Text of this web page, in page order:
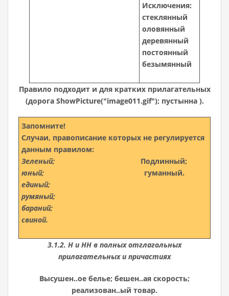
Исключения:
стеклянный
оловянный
деревянный
постоянный
безымянный
Правило подходит и для кратких прилагательных
(дорога ShowPicture("image011.gif"); пустынна ).
Запомните!
Случаи, правописание которых не регулируется
данным правилом:
Зеленый; Подлинный;
юный; гуманный.
единый;
румяный;
бараний;
свиной.
3.1.2. Н и НН в полных отглагольных
прилагательных и причастиях
Высушен..ое белье; бешен..ая скорость;
реализован..ый товар.